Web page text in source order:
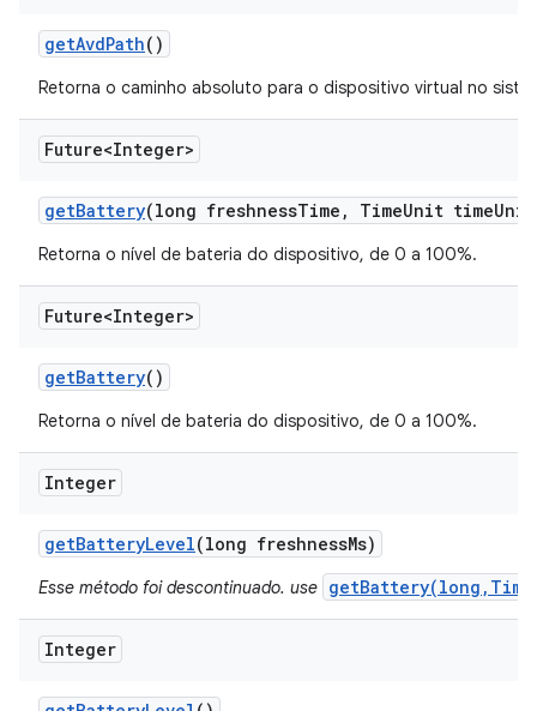
getAvdPath()
Retorna o caminho absoluto para o dispositivo virtual no
Future<Integer>
getBattery(long freshnessTime , TimeUnit time
Retorna o nível de bateria do dispositivo, de 0 a 100%.
Future<Integer>
getBattery()
Retorna o nível de bateria do dispositivo, de 0 a 100%.
Integer
getBatteryLevel(long freshnessMs)
Esse método foi descontinuado. use
Integer